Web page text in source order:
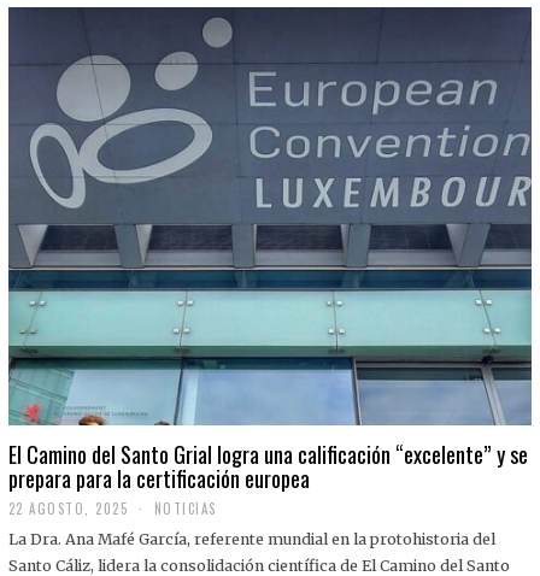
El Camino del Santo Grial logra una calificación “excelente” y se
prepara para la certificación europea
22 AGOSTO, 2025
2
A
G
NOTICIAS
La Dra. Ana Mafé García, referente mundial en la protohistoria del
Santo Cáliz, lidera la consolidación científica de El Camino del Santo